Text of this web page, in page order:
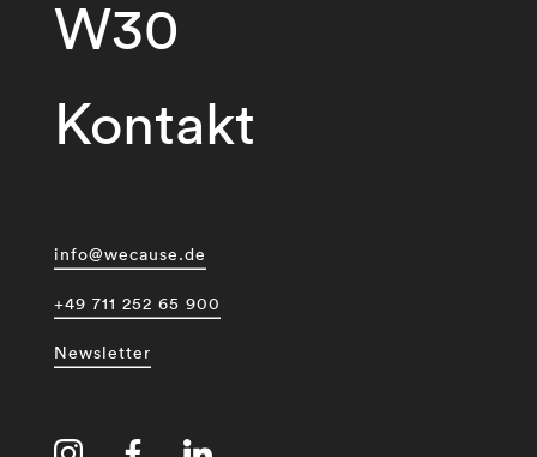
W30
Kontakt
info@wecause.de
+49 711 252 65 900
Newsletter